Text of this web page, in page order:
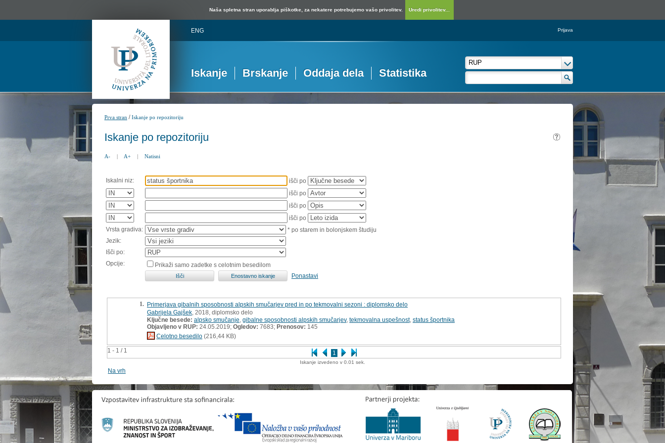
Naša spletna stran uporablja piškotke, za nekatere potrebujemo vašo privolitev. Uredi privolitev...
ENG Prijava
Iskanje Brskanje Oddaja dela Statistika
Prva stran /Iskanje po repozitoriju
Iskanje po repozitoriju
A- | A+ | Natisni
Iskalni niz:
išči po
išči po
išči po
išči po
Vrsta gradiva:
* po starem in bolonjskem študiju
Jezik:
Išči po:
Opcije:
Prikaži samo zadetke s celotnim besedilom
Ponastavi
1 - 1 / 1 1
1. Primerjava gibalnih sposobnosti alpskih smučarjev pred in po tekmovalni sezoni : diplomsko delo
Gabrijela Gajšek , 2018, diplomsko delo
Ključne besede: alpsko smučanje gibalne sposobnosti alpskih smučarjev, tekmovalna uspešnost, status športnika
Objavljeno v RUP: 24.05.2019; Ogledov: 7683; Prenosov: 145
Celotno besedilo (216,44 KB)
Iskanje izvedeno v 0.01 sek.
Na vrh